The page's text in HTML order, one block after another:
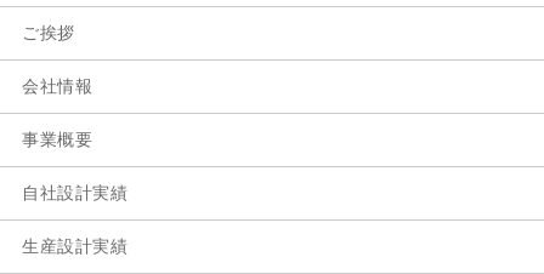
ご挨拶
会社情報
事業概要
自社設計実績
生産設計実績